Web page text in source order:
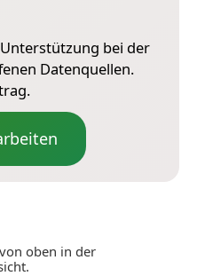
bei der
Datenquellen.
oben in der